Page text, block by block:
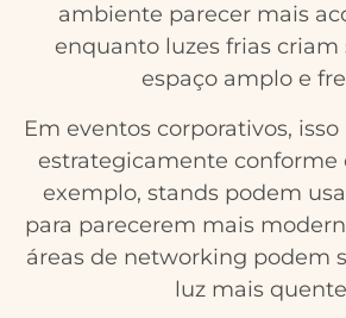
ambiente parecer mais
enquanto luzes frias criam
espaço amplo e
Em eventos corporativos,
estrategicamente conforme
exemplo, stands podem
para parecerem mais
áreas de networking podem
luz mais